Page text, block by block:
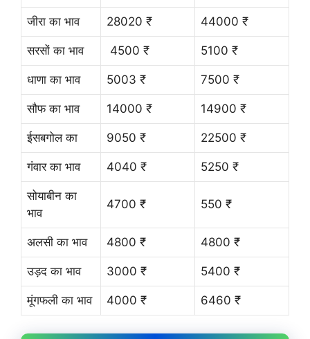
जीरा का भाव 28020 ₹ 44000 ₹
सरसों का भाव 4500 ₹ 5100 ₹
धाणा का भाव 5003 ₹ 7500 ₹
सौफ का भाव 14000 ₹ 14900 ₹
ईसबगोल का 9050 ₹ 22500 ₹
गंवार का भाव 4040 ₹ 5250 ₹
सोयाबीन का
भाव
4700 ₹ 550 ₹
अलसी का भाव 4800 ₹ 4800 ₹
उड़द का भाव 3000 ₹ 5400 ₹
मूंगफली का भाव 4000 ₹ 6460 ₹